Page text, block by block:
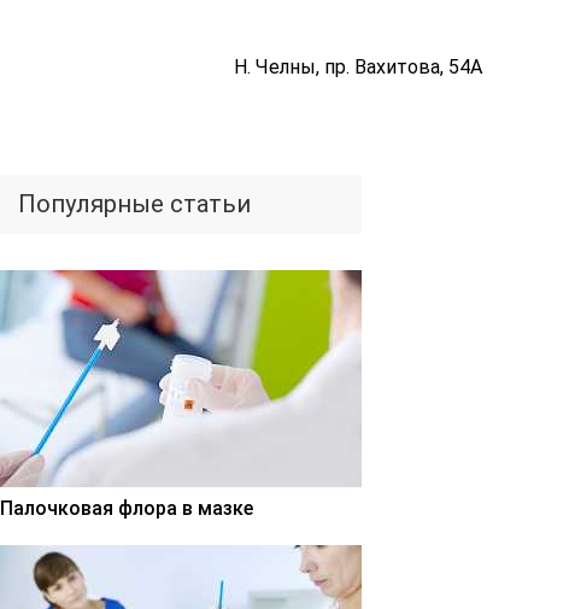
Н. Челны, пр. Вахитова, 54А
Популярные статьи
Палочковая флора в мазке